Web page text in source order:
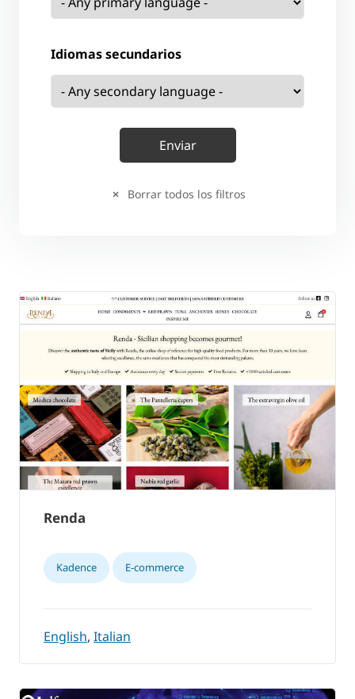
Idiomas secundarios
Borrar todos los filtros
Renda
Kadence E-commerce
English, Italian